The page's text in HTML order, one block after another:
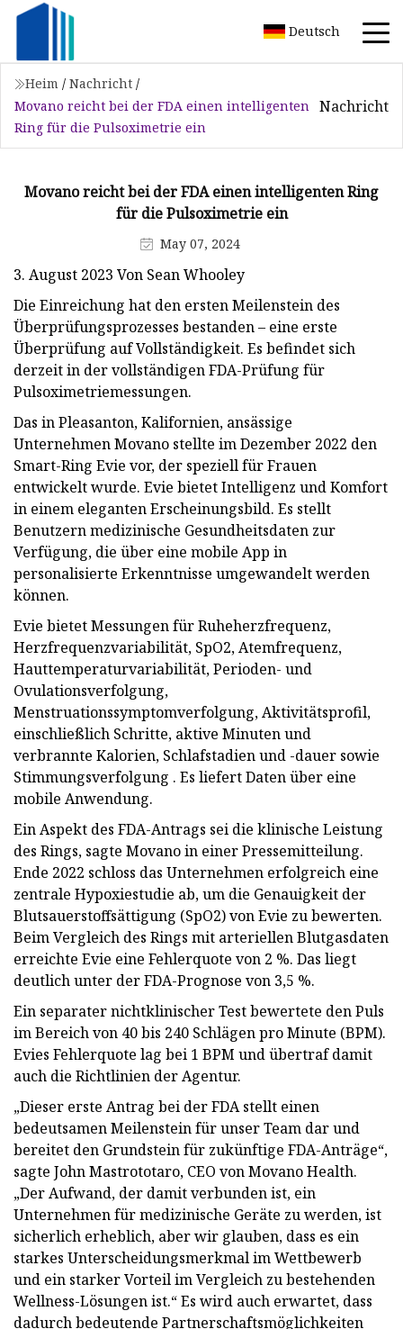
Deutsch
Heim / Nachricht /
Movano reicht bei der FDA einen intelligenten
Ring für die Pulsoximetrie ein
Nachricht
Movano reicht bei der FDA einen intelligenten Ring
für die Pulsoximetrie ein
May 07, 2024
3. August 2023 Von Sean Whooley
Die Einreichung hat den ersten Meilenstein des
Überprüfungsprozesses bestanden – eine erste
Überprüfung auf Vollständigkeit. Es befindet sich
derzeit in der vollständigen FDA-Prüfung für
Pulsoximetriemessungen.
Das in Pleasanton, Kalifornien, ansässige
Unternehmen Movano stellte im Dezember 2022 den
Smart-Ring Evie vor, der speziell für Frauen
entwickelt wurde. Evie bietet Intelligenz und Komfort
in einem eleganten Erscheinungsbild. Es stellt
Benutzern medizinische Gesundheitsdaten zur
Verfügung, die über eine mobile App in
personalisierte Erkenntnisse umgewandelt werden
können.
Evie bietet Messungen für Ruheherzfrequenz,
Herzfrequenzvariabilität, SpO2, Atemfrequenz,
Hauttemperaturvariabilität, Perioden- und
Ovulationsverfolgung,
Menstruationssymptomverfolgung, Aktivitätsprofil,
einschließlich Schritte, aktive Minuten und
verbrannte Kalorien, Schlafstadien und -dauer sowie
Stimmungsverfolgung . Es liefert Daten über eine
mobile Anwendung.
Ein Aspekt des FDA-Antrags sei die klinische Leistung
des Rings, sagte Movano in einer Pressemitteilung.
Ende 2022 schloss das Unternehmen erfolgreich eine
zentrale Hypoxiestudie ab, um die Genauigkeit der
Blutsauerstoffsättigung (SpO2) von Evie zu bewerten.
Beim Vergleich des Rings mit arteriellen Blutgasdaten
erreichte Evie eine Fehlerquote von 2 %. Das liegt
deutlich unter der FDA-Prognose von 3,5 %.
Ein separater nichtklinischer Test bewertete den Puls
im Bereich von 40 bis 240 Schlägen pro Minute (BPM).
Evies Fehlerquote lag bei 1 BPM und übertraf damit
auch die Richtlinien der Agentur.
„Dieser erste Antrag bei der FDA stellt einen
bedeutsamen Meilenstein für unser Team dar und
bereitet den Grundstein für zukünftige FDA-Anträge“,
sagte John Mastrototaro, CEO von Movano Health.
„Der Aufwand, der damit verbunden ist, ein
Unternehmen für medizinische Geräte zu werden, ist
sicherlich erheblich, aber wir glauben, dass es ein
starkes Unterscheidungsmerkmal im Wettbewerb
und ein starker Vorteil im Vergleich zu bestehenden
Wellness-Lösungen ist.“ Es wird auch erwartet, dass
dadurch bedeutende Partnerschaftsmöglichkeiten